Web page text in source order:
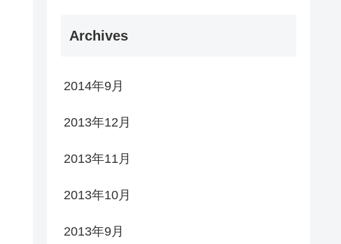
Archives
2014年9月
2013年12月
2013年11月
2013年10月
2013年9月